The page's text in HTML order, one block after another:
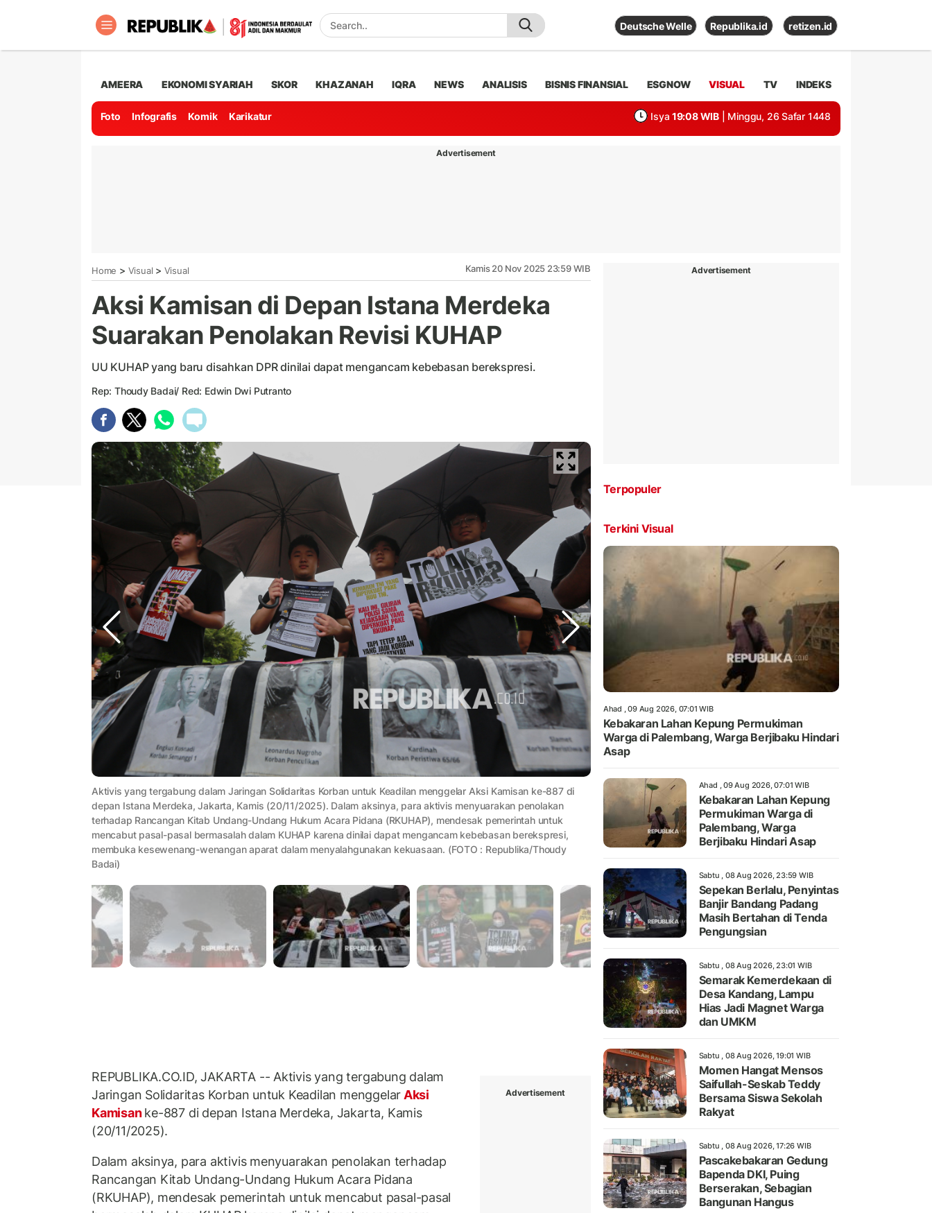
Deutsche Welle Republika.id retizen.id
AMEERA EKONOMI SYARIAH SKOR KHAZANAH IQRA NEWS ANALISIS BISNIS FINANSIAL ESGNOW VISUAL TV INDEKS
Foto Infografis Komik Karikatur Isya 19:08 WIB | Minggu, 26 Safar 1448
Advertisement
Home > Visual > Visual Kamis 20 Nov 2025 23:59 WIB
Aksi Kamisan di Depan Istana Merdeka
Suarakan Penolakan Revisi KUHAP
UU KUHAP yang baru disahkan DPR dinilai dapat mengancam kebebasan berekspresi.
Rep: Thoudy Badai/ Red: Edwin Dwi Putranto
Aktivis yang tergabung dalam Jaringan Solidaritas Korban untuk Keadilan menggelar Aksi Kamisan ke-887 di
depan Istana Merdeka, Jakarta, Kamis (20/11/2025). Dalam aksinya, para aktivis menyuarakan penolakan
terhadap Rancangan Kitab Undang-Undang Hukum Acara Pidana (RKUHAP), mendesak pemerintah untuk
mencabut pasal-pasal bermasalah dalam KUHAP karena dinilai dapat mengancam kebebasan berekspresi,
membuka kesewenang-wenangan aparat dalam menyalahgunakan kekuasaan. (FOTO : Republika/Thoudy
Badai)
REPUBLIKA.CO.ID, JAKARTA -- Aktivis yang tergabung dalam
Jaringan Solidaritas Korban untuk Keadilan menggelar Aksi
Kamisanke-887 di depan Istana Merdeka, Jakarta, Kamis
(20/11/2025).
Dalam aksinya, para aktivis menyuarakan penolakan terhadap
Rancangan Kitab Undang-Undang Hukum Acara Pidana
(RKUHAP), mendesak pemerintah untuk mencabut pasal-pasal
Advertisement
Advertisement
Terpopuler
Terkini Visual
Ahad , 09 Aug 2026, 07:01 WIB
Kebakaran Lahan Kepung Permukiman
Warga di Palembang, Warga Berjibaku Hindari
Asap
Ahad , 09 Aug 2026, 07:01 WIB
Kebakaran Lahan Kepung
Permukiman Warga di
Palembang, Warga
Berjibaku Hindari Asap
Sabtu , 08 Aug 2026, 23:59 WIB
Sepekan Berlalu, Penyintas
Banjir Bandang Padang
Masih Bertahan di Tenda
Pengungsian
Sabtu , 08 Aug 2026, 23:01 WIB
Semarak Kemerdekaan di
Desa Kandang, Lampu
Hias Jadi Magnet Warga
dan UMKM
Sabtu , 08 Aug 2026, 19:01 WIB
Momen Hangat Mensos
Saifullah-Seskab Teddy
Bersama Siswa Sekolah
Rakyat
Sabtu , 08 Aug 2026, 17:26 WIB
Pascakebakaran Gedung
Bapenda DKI, Puing
Berserakan, Sebagian
Bangunan Hangus